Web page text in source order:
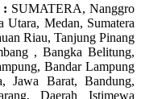
: SUMATERA, Nanggro
Utara, Medan, Sumatera
Riau, Tanjung Pinang
, Bangka Belitung,
Bandar Lampung
Jawa Barat, Bandung,
Daerah Istimewa